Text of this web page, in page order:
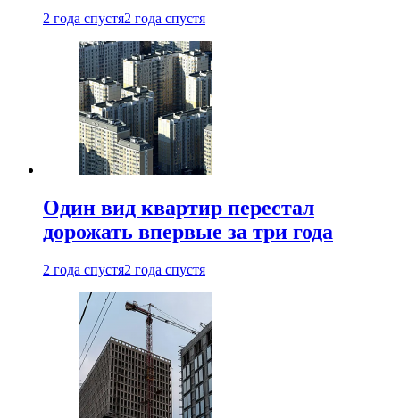
2 года спустя2 года спустя
Один вид квартир перестал
дорожать впервые за три года
2 года спустя2 года спустя